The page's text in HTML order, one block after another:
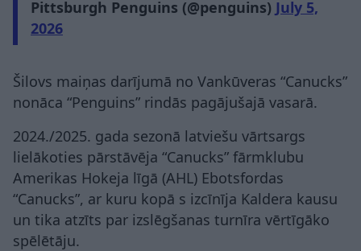
Pittsburgh Penguins (@penguins) July 5,
2026
Šilovs maiņas darījumā no Vankūveras “Canucks”
nonāca “Penguins” rindās pagājušajā vasarā.
2024./2025. gada sezonā latviešu vārtsargs
lielākoties pārstāvēja “Canucks” fārmklubu
Amerikas Hokeja līgā (AHL) Ebotsfordas
“Canucks”, ar kuru kopā s izcīnīja Kaldera kausu
un tika atzīts par izslēgšanas turnīra vērtīgāko
spēlētāju.